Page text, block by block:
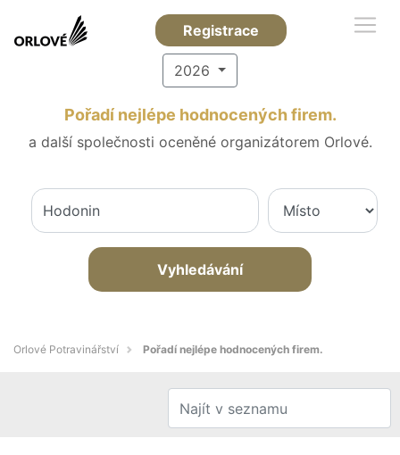
Registrace
2026
Pořadí nejlépe hodnocených firem.
a další společnosti oceněné organizátorem Orlové.
Vyhledávání
Orlové Potravinářství Pořadí nejlépe hodnocených firem.